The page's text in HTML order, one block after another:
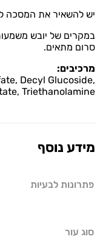
את המסכה
של יובש משמעותי
מתאים.
Decyl
נוסף
לבעיות
עור